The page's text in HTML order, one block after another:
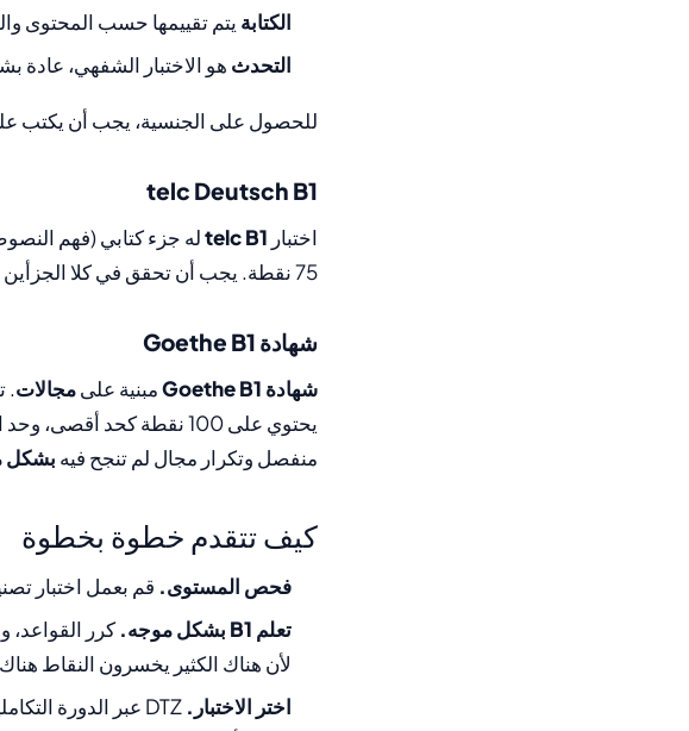
الكتابة يتم تقييمها حسب المحتوى
التحدث هو الاختبار الشفهي، عادة
للحصول على الجنسية، يجب أن يكتب
telc Deutsch B1
اختبار telc B1
75 نقطة. يجب أن تحقق في كلا الجزأين على الأقل
شهادة Goethe B1
شهادة Goethe B1 مبنية علىمجالات.
منفصل وتكرار مجال لم تنجح فيه بشكل
كيف تتقدم خطوة بخطوة
فحص المستوى. قم بعمل اختبار
تعلم B1 بشكل موجه.
كرر
لأن هناك الكثير يخسرون النقاط
اختر الاختبار.